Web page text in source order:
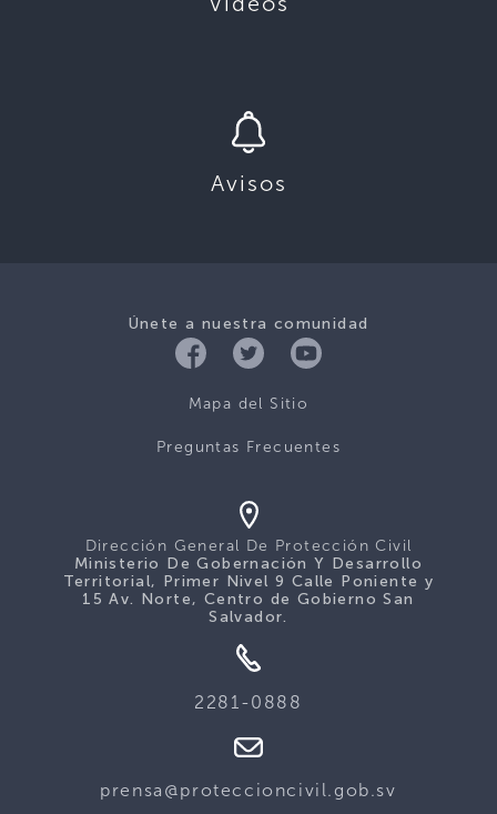
Avisos
Únete a nuestra comunidad
Mapa del Sitio
Preguntas Frecuentes
Dirección General De Protección Civil
Ministerio De Gobernación Y Desarrollo
Territorial, Primer Nivel 9 Calle Poniente y
15 Av. Norte, Centro de Gobierno San
Salvador.
2281-0888
prensa@proteccioncivil.gob.sv